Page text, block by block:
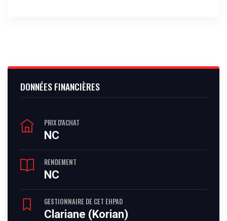
DONNÉES FINANCIÈRES
PRIX D'ACHAT
NC
RENDEMENT
NC
GESTIONNAIRE DE CET EHPAD
Clariane (Korian)